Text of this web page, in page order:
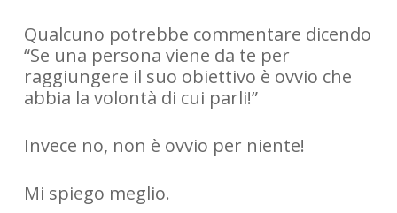
Qualcuno potrebbe commentare dicendo
“Se una persona viene da te per
raggiungere il suo obiettivo è ovvio che
abbia la volontà di cui parli!”
Invece no, non è ovvio per niente!
Mi spiego meglio.